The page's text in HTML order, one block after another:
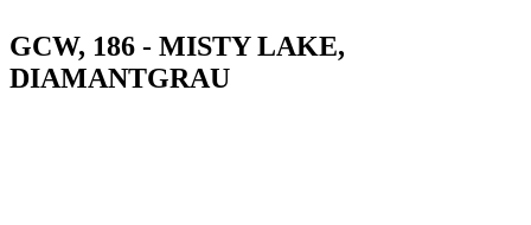
GCW, 186 - MISTY LAKE,
DIAMANTGRAU